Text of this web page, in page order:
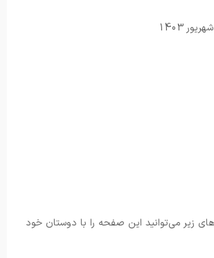
زیر می‌توانید این صفحه را با دوستان خود